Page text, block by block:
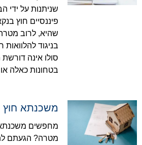
שניתנות על ידי
פיננסיים חוץ
שהיא, לרוב
בניגוד
סולו אינה
בטחונות כאלה
משכנתא חוץ
מחפשים
מטרה? הגעתם